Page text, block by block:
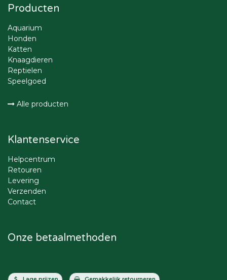
Producten
Aquarium
Honden
Katten
Knaagdieren
Reptielen
Speelgoed
Alle producten
Klantenservice
Helpcentrum
Retouren
Levering
Verzenden
Contact
Onze betaalmethoden